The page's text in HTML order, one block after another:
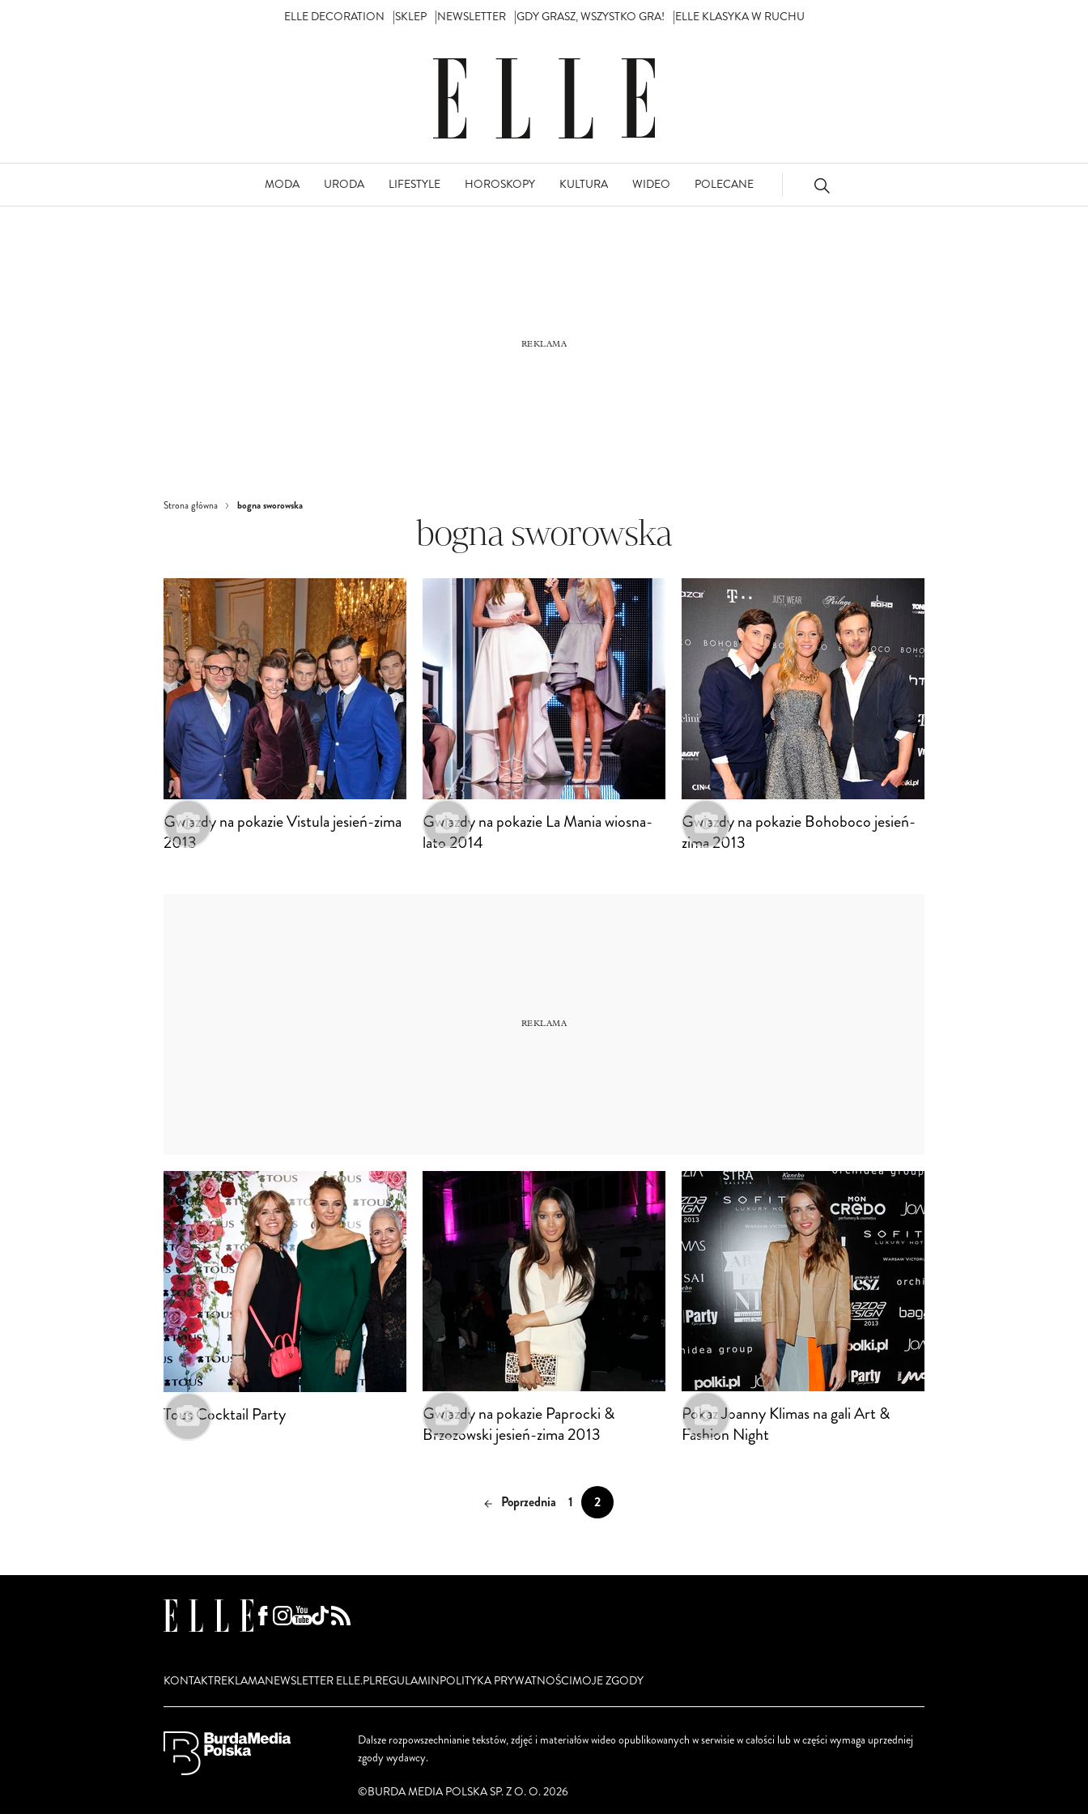
ELLE DECORATION SKLEP NEWSLETTER GDY GRASZ, WSZYSTKO GRA! ELLE KLASYKA W RUCHU
MODA URODA LIFESTYLE HOROSKOPY KULTURA WIDEO POLECANE
Strona główna bogna sworowska
bogna sworowska
Gwiazdy na pokazie Vistula jesień-zima
2013
Gwiazdy na pokazie La Mania wiosna-
lato 2014
Gwiazdy na pokazie Bohoboco jesień-
zima 2013
Tous Cocktail Party
Gwiazdy na pokazie Paprocki &
Brzozowski jesień-zima 2013
Pokaz Joanny Klimas na gali Art &
Fashion Night
Poprzednia 1 2
KONTAKTREKLAMANEWSLETTER ELLE.PLREGULAMINPOLITYKA PRYWATNOŚCIMOJE ZGODY
Dalsze rozpowszechnianie tekstów, zdjęć i materiałów wideo opublikowanych w serwisie w całości lub w części wymaga uprzedniej
zgody wydawcy.
©BURDA MEDIA POLSKA SP. Z O. O. 2026